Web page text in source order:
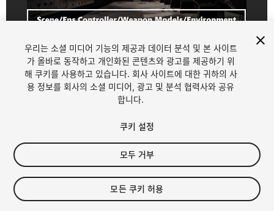
1/5
$9.99
세금/부가세는 결제 시 반영됩니다.
우리는 소셜 미디어 기능의 제공과 데이터 분석 및 본 사이트
가 올바로 동작하고 개인화된 콘텐츠와 광고를 제공하기 위
해 쿠키를 사용하고 있습니다. 회사 사이트에 대한 귀하의 사
용 정보를 회사의 소셜 미디어, 광고 및 분석 협력사와 공유
합니다.
쿠키 설정
모두 거부
모든 쿠키 허용